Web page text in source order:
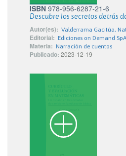
ISBN 978-956-6287-21-6
Descubre los secretos detrás
Autor(es): Valderrama Gacitúa,
Editorial: Ediciones on Demand SpA
Materia: Narración de cuentos
Publicado: 2023-12-19